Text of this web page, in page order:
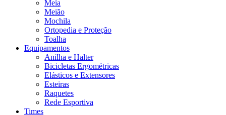
Meia
Meião
Mochila
Ortopedia e Proteção
Toalha
Equipamentos
Anilha e Halter
Bicicletas Ergométricas
Elásticos e Extensores
Esteiras
Raquetes
Rede Esportiva
Times